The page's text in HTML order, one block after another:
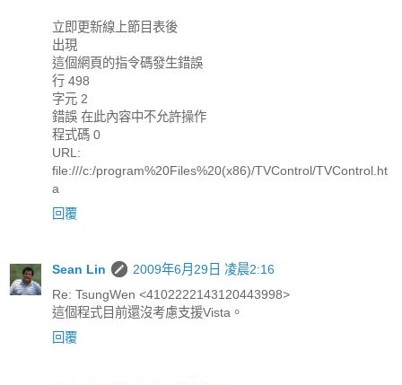
立即更新線上節目表後
出現
這個網頁的指令碼發生錯誤
行 498
字元 2
錯誤 在此內容中不允許操作
程式碼 0
URL:
file:///c:/program%20Files%20(x86)/TVControl/TVControl.ht
a
回覆
Sean Lin
2009年6月29日 凌晨2:16
Re: TsungWen <4102222143120443998>
這個程式目前還沒考慮支援Vista。
回覆